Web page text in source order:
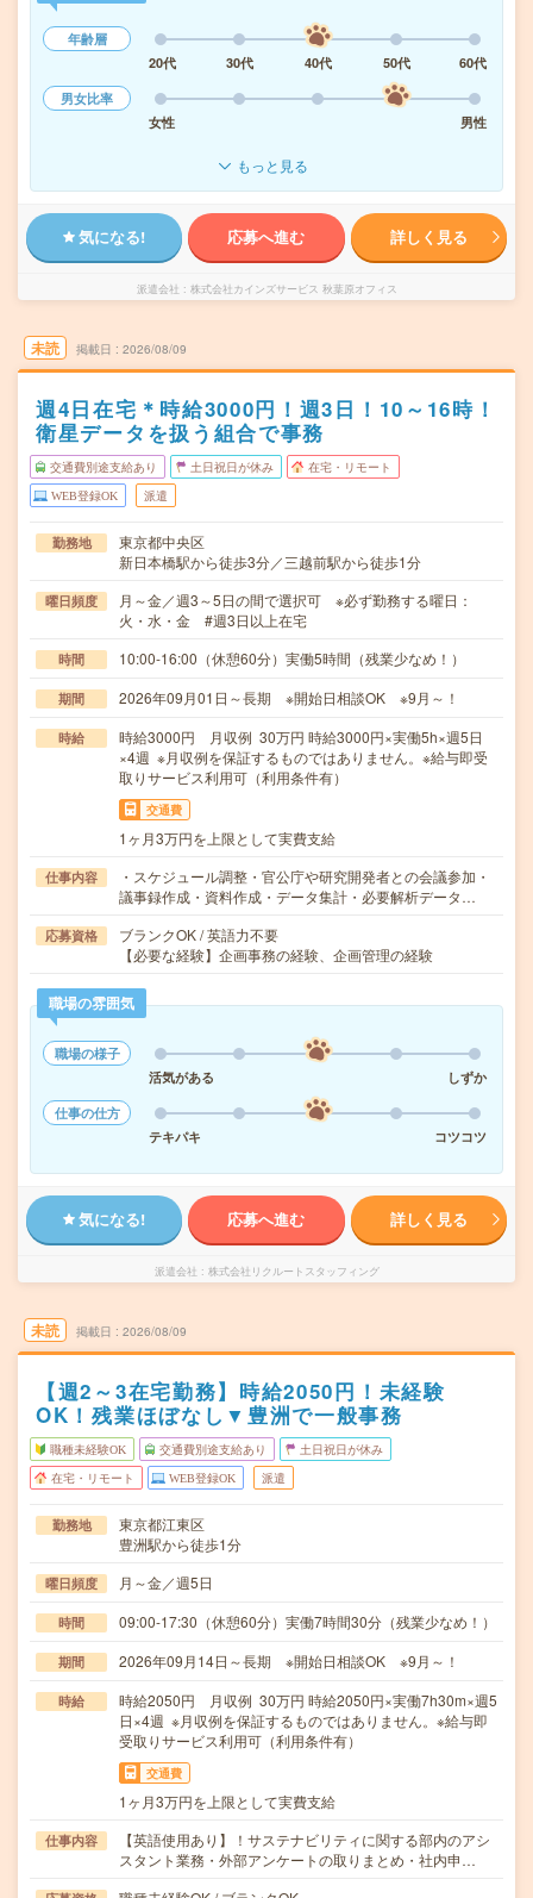
年齢層
20代
30代 40代 50代
60代
男女比率
女性
男性
もっと見る
気になる! 応募へ進む 詳しく見る
派遣会社 株式会社カインズサービス 秋葉原オフィス
未読 掲載日 2026/08/09
週4日在宅＊時給3000円！週3日！10～16時！
衛星データを扱う組合で事務
交通費別途支給あり 土日祝日が休み 在宅・リモート
WEB登録OK 派遣
勤務地
東京都中央区
新日本橋駅から徒歩3分／三越前駅から徒歩1分
曜日頻度
月～金／週3～5日の間で選択可 ※必ず勤務する曜日：
火・水・金 #週3日以上在宅
時間 10:00-16:00（休憩60分）実働5時間（残業少なめ！）
期間 2026年09月01日～長期 ※開始日相談OK ※9月～！
時給
時給3000円 月収例 30万円 時給3000円×実働5h×週5日
×4週 ※月収例を保証するものではありません。※給与即受
取りサービス利用可（利用条件有）
交通費
1ヶ月3万円を上限として実費支給
仕事内容
・スケジュール調整・官公庁や研究開発者との会議参加・
議事録作成・資料作成・データ集計・必要解析データ…
応募資格
ブランクOK / 英語力不要
【必要な経験】企画事務の経験、企画管理の経験
職場の雰囲気
職場の様子
活気がある
しずか
仕事の仕方
テキパキ
コツコツ
気になる! 応募へ進む 詳しく見る
派遣会社 株式会社リクルートスタッフィング
未読 掲載日 2026/08/09
【週2～3在宅勤務】時給2050円！未経験
OK！残業ほぼなし▼豊洲で一般事務
職種未経験OK 交通費別途支給あり 土日祝日が休み
在宅・リモート WEB登録OK 派遣
勤務地
東京都江東区
豊洲駅から徒歩1分
曜日頻度 月～金／週5日
時間 09:00-17:30（休憩60分）実働7時間30分（残業少なめ！）
期間 2026年09月14日～長期 ※開始日相談OK ※9月～！
時給
時給2050円 月収例 30万円 時給2050円×実働7h30m×週5
日×4週 ※月収例を保証するものではありません。※給与即
受取りサービス利用可（利用条件有）
交通費
1ヶ月3万円を上限として実費支給
仕事内容
【英語使用あり】！サステナビリティに関する部内のアシ
スタント業務・外部アンケートの取りまとめ・社内申…